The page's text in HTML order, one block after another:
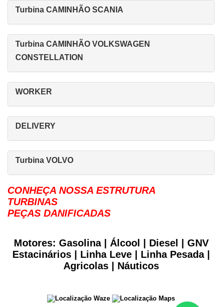
Turbina CAMINHÃO SCANIA
Turbina CAMINHÃO VOLKSWAGEN
CONSTELLATION
WORKER
DELIVERY
Turbina VOLVO
CONHEÇA NOSSA ESTRUTURA
TURBINAS
PEÇAS DANIFICADAS
Motores: Gasolina | Álcool | Diesel | GNV
Estacinários | Linha Leve | Linha Pesada |
Agricolas | Náuticos